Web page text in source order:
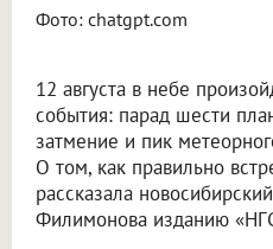
Фото: chatgpt.com
12 августа в небе
события: парад шести
затмение и пик
О том, как правильно
рассказала
Филимонова изданию